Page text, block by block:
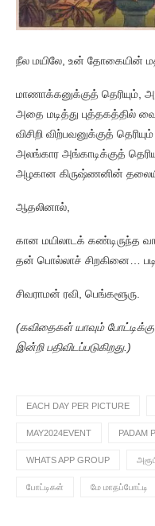
நீல மயிலே, உன் தோகையின்
மாணாக்கனுக்குத் தெரியும்,
அதை மடித்து புத்தகத்தில்
விசிறி விற்பவனுக்குத்
அலங்கார அங்காடிக்குத்
அழகான கிருஷ்ணனின்
ஆதலினால்,
கான மயிலாடக் கண்டிருந்த
தன் பொல்லாச் சிறகினை…
சிவராமன் ரவி, பெங்களூரு.
(கவிதைகள் யாவும்
இன்றி பதிவிடப்படுகிறது.)
EACH DAY PER PICTURE
MAY2024EVENT PADAM
WHATS APP GROUP
போட்டிகள் மே மாதப்போட்டி